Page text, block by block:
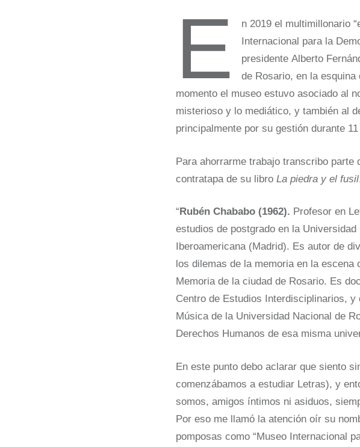
E
n 2019 el multimillonario
Internacional para la
presidente Alberto
de Rosario, en la
momento el museo estuvo asociado al
misterioso y lo mediático, y también al
principalmente por su gestión durante
Para ahorrarme trabajo transcribo parte
contratapa de su libro La piedra y el fusil
“ Rubén Chababo (1962). Profesor en
estudios de postgrado en la
Iberoamericana (Madrid). Es autor de
los dilemas de la memoria en la
Memoria de la ciudad de Rosario. Es
Centro de Estudios Interdisciplinarios,
Música de la Universidad Nacional de
Derechos Humanos de esa misma
En este punto debo aclarar que siento
comenzábamos a estudiar Letras), y
somos, amigos íntimos ni asiduos,
Por eso me llamó la atención oír su
pomposas como “Museo Internacional